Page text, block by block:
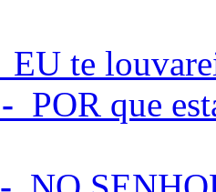
EU te
POR que